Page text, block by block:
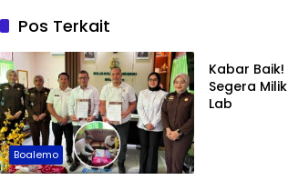
Pos Terkait
Boalemo
Kabar Baik!
Segera
Lab